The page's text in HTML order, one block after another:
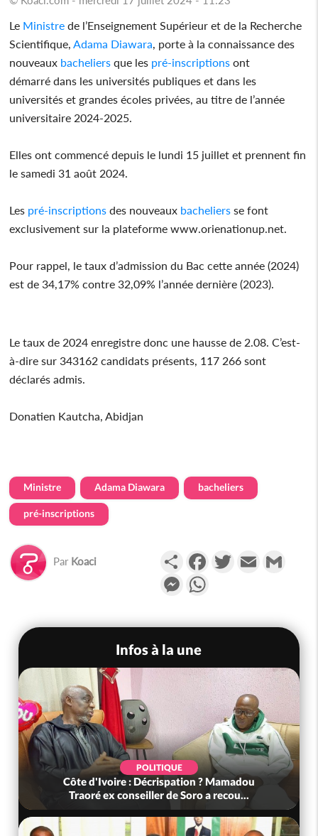
Le Ministre de l’Enseignement Supérieur et de la Recherche
Scientifique, Adama Diawara , porte à la connaissance des
nouveaux bacheliers que les pré-inscriptions ont
démarré dans les universités publiques et dans les
universités et grandes écoles privées, au titre de l’année
universitaire 2024-2025.
Elles ont commencé depuis le lundi 15 juillet et prennent fin
le samedi 31 août 2024.
Les pré-inscriptions des nouveaux bacheliers se font
exclusivement sur la plateforme www.orienationup.net.
Pour rappel, le taux d’admission du Bac cette année (2024)
est de 34,17% contre 32,09% l’année dernière (2023).
Le taux de 2024 enregistre donc une hausse de 2.08. C’est-
à-dire sur 343162 candidats présents, 117 266 sont
déclarés admis.
Donatien Kautcha, Abidjan
Ministre Adama Diawara bacheliers
pré-inscriptions
Par Koaci PartagerFacebookTwitterEmail
Messenger
Infos à la une
POLITIQUE
Côte d'Ivoire : Décrispation ? Mamadou
Traoré ex conseiller de Soro a recou...